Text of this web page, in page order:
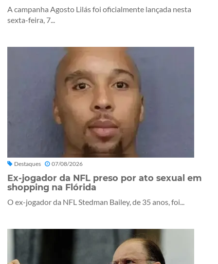
A campanha Agosto Lilás foi oficialmente lançada nesta
sexta-feira, 7...
Destaques 07/08/2026
Ex-jogador da NFL preso por ato sexual em
shopping na Flórida
O ex-jogador da NFL Stedman Bailey, de 35 anos, foi...